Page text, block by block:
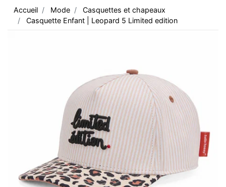
Accueil Mode
Casquettes et chapeaux
Casquette Enfant | Leopard 5 Limited edition